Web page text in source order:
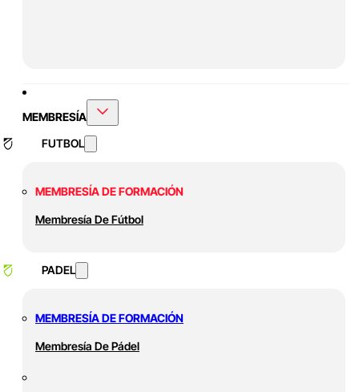
MEMBRESÍA
FUTBOL
MEMBRESÍA DE FORMACIÓN
Membresía De Fútbol
PADEL
MEMBRESÍA DE FORMACIÓN
Membresía De Pádel